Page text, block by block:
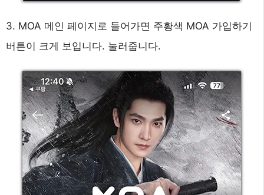
3. MOA 메인 페이지로 들어가면 주황색 MOA 가입하기
버튼이 크게 보입니다. 눌러줍니다.